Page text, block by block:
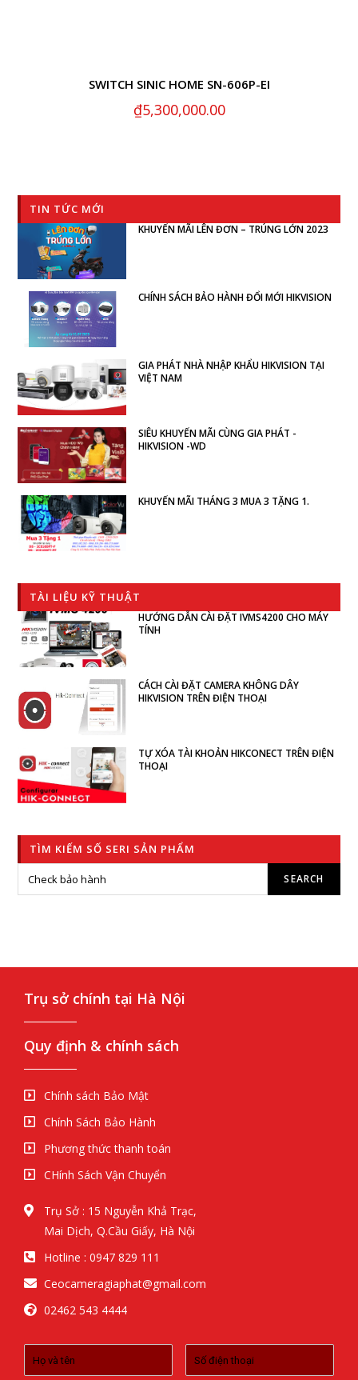
SWITCH SINIC HOME SN-606P-EI
₫5,300,000.00
TIN TỨC MỚI
KHUYẾN MÃI LÊN ĐƠN – TRÚNG LỚN 2023
CHÍNH SÁCH BẢO HÀNH ĐỔI MỚI HIKVISION
GIA PHÁT NHÀ NHẬP KHẨU HIKVISION TẠI
VIỆT NAM
SIÊU KHUYẾN MÃI CÙNG GIA PHÁT -
HIKVISION -WD
KHUYẾN MÃI THÁNG 3 MUA 3 TẶNG 1.
TÀI LIỆU KỸ THUẬT
HƯỚNG DẪN CÀI ĐẶT IVMS4200 CHO MÁY
TÍNH
CÁCH CÀI ĐẶT CAMERA KHÔNG DÂY
HIKVISION TRÊN ĐIỆN THOẠI
TỰ XÓA TÀI KHOẢN HIKCONECT TRÊN ĐIỆN
THOẠI
TÌM KIẾM SỐ SERI SẢN PHẨM
Trụ sở chính tại Hà Nội
Quy định & chính sách
Chính sách Bảo Mật
Chính Sách Bảo Hành
Phương thức thanh toán
CHính Sách Vận Chuyển
Trụ Sở : 15 Nguyễn Khả Trạc,
Mai Dịch, Q.Cầu Giấy, Hà Nội
Hotline : 0947 829 111
Ceocameragiaphat@gmail.com
02462 543 4444